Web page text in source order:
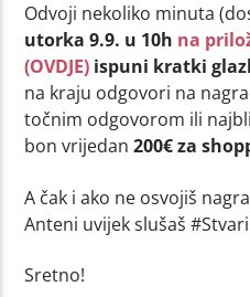
Odvoji nekoliko minuta
utorka 9.9. u 10h na
(OVDJE) ispuni kratki
na kraju odgovori na
točnim odgovorom ili
bon vrijedan200€ za
A čak i ako ne osvojiš
Anteni uvijek slušaš
Sretno!